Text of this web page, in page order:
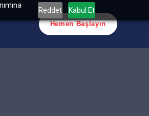
Reddet Kabul Et
Hemen Başlayın